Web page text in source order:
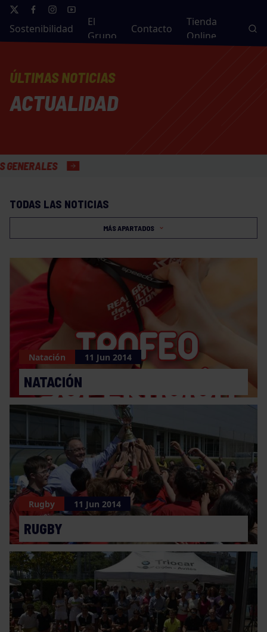
Sostenibilidad
El
Grupo
Contacto
Tienda
Online
ÚLTIMAS NOTICIAS
ACTUALIDAD
TODAS LAS NOTICIAS
MÁS APARTADOS
Natación 11 Jun 2014
NATACIÓN
Rugby 11 Jun 2014
RUGBY